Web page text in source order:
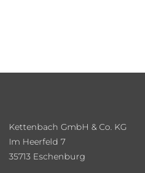
Kettenbach GmbH & Co. KG
Im Heerfeld 7
35713 Eschenburg